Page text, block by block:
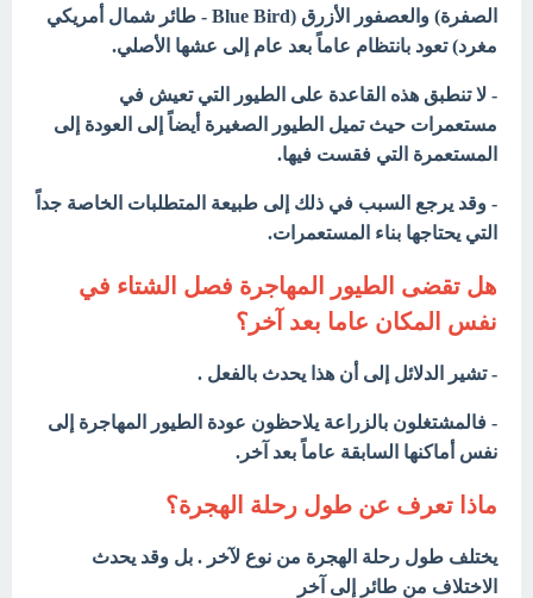
الصفرة) والعصفور الأزرق (Blue Bird - طائر شمال أمريكي
مغرد) تعود بانتظام عاماً بعد عام إلى عشها الأصلي.
- لا تنطبق هذه القاعدة على الطيور التي تعيش في
مستعمرات حيث تميل الطيور الصغيرة أيضاً إلى العودة إلى
المستعمرة التي فقست فيها.
- وقد يرجع السبب في ذلك إلى طبيعة المتطلبات الخاصة جداً
التي يحتاجها بناء المستعمرات.
هل تقضى الطيور المهاجرة فصل الشتاء في
نفس المكان عاما بعد آخر؟
- تشير الدلائل إلى أن هذا يحدث بالفعل .
- فالمشتغلون بالزراعة يلاحظون عودة الطيور المهاجرة إلى
نفس أماكنها السابقة عاماً بعد آخر.
ماذا تعرف عن طول رحلة الهجرة؟
يختلف طول رحلة الهجرة من نوع لآخر . بل وقد يحدث
الاختلاف من طائر إلى آخر